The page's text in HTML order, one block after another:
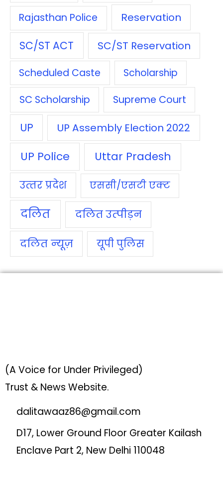
Rajasthan Police Reservation
SC/ST ACT SC/ST Reservation
Scheduled Caste Scholarship
SC Scholarship Supreme Court
UP UP Assembly Election 2022
UP Police Uttar Pradesh
उत्‍तर प्रदेश एससी/एसटी एक्‍ट
दलित दलित उत्‍पीड़न
दलित न्‍यूज़ यूपी पुलिस
(A Voice for Under Privileged)
Trust & News Website.
dalitawaaz86@gmail.com
D17, Lower Ground Floor Greater Kailash
Enclave Part 2, New Delhi 110048